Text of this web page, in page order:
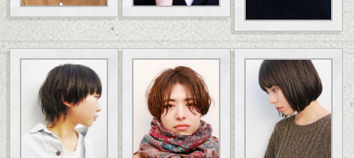
ラー/イルミナカラー/ミニボブ/抜け感ショート/バレイヤージュ/縮毛矯正
ハンサムショート／ヘッドスパ／伸びても目立たないヘアカラー/ハイラ
イト/ダブルカラー/髪質改善/TOKIOトリートメント/ブリーチ/インナーカ
ラー/イルミナカラー/ミニボブ/抜け感ショート/バレイヤージュ/縮毛矯正